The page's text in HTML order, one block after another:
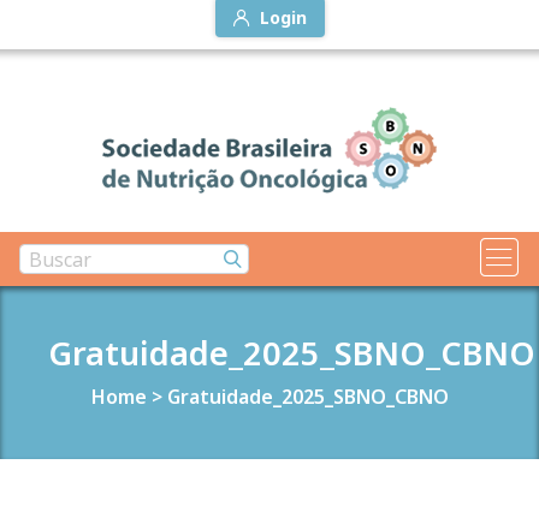
Login
Gratuidade_2025_SBNO_CBNO
Home > Gratuidade_2025_SBNO_CBNO